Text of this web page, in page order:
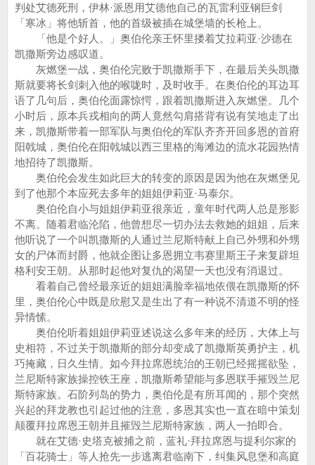
判处艾德死刑，伊林·派恩用艾德他自己的瓦雷利亚钢巨剑
「寒冰」将他斩首，他的首级被插在城堡墙的长枪上。
「他是个好人。」奥伯伦亲王怀里搂着艾拉莉亚·沙德在
凯撒斯旁边感叹道。
灰燃堡一战，奥伯伦完败于凯撒斯手下，在最后关头凯撒
斯就要将长剑刺入他的喉咙时，及时收手。在奥伯伦的耳边耳
语了几句后，奥伯伦面露惊愕，跟着凯撒斯进入灰燃堡。几个
小时后，原本兵戎相向的两人竟然勾肩搭背有说有笑地走了出
来，凯撒斯带着一部军队与奥伯伦的军队齐齐开回多恩的首府
阳戟城，奥伯伦在阳戟城以西三里格的海滩边的流水花园热情
地招待了凯撒斯。
奥伯伦会发生如此巨大的转变的原因是因为他在灰燃堡见
到了他那个本应死去多年的姐姐伊莉亚·马泰尔。
奥伯伦自小与姐姐伊莉亚很亲近，童年时代两人总是形影
不离。随着君临沦陷，他曾想尽一切办法去救她的姐姐，后来
他听说了一个叫凯撒斯的人通过兰尼斯特献上自己外甥和外甥
女的尸体而封爵，他就企图让多恩拥立韦赛里斯王子来复辟坦
格利安王朝。从那时起他对复仇的渴望一天也没有消退过。
看着自己曾经最亲近的姐姐满脸幸福地依偎在凯撒斯的怀
里，奥伯伦心中既是欣慰又是生出了有一种说不清道不明的怪
异情愫。
奥伯伦听着姐姐伊莉亚述说这么多年来的经历，大体上与
史相符，不过关于凯撒斯的部分却变成了凯撒斯英勇护主，机
巧掩藏，日久生情。如今拜拉席恩统治的王朝已经摇摇欲坠，
兰尼斯特家族操控铁王座，凯撒斯希望能与多恩联手摧毁兰尼
斯特家族。石阶列岛的势力，奥伯伦是有所耳闻的，那个突然
兴起的拜龙教也引起过他的注意，多恩其实也一直在暗中策划
颠覆拜拉席恩王朝并且摧毁兰尼斯特家族，两人一拍即合。
就在艾德·史塔克被捕之前，蓝礼·拜拉席恩与提利尔家的
「百花骑士」等人抢先一步逃离君临南下，纠集风息堡和高庭